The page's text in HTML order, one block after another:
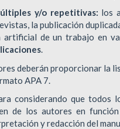
y/o repetitivas: los
la publicación
artificial de un trabajo en
.
deberán proporcionar la
APA 7.
considerando que todos
de los autores en
y redacción del